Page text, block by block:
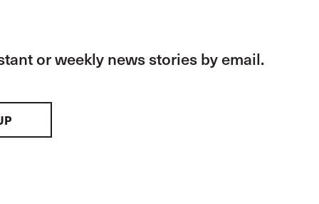
or weekly news stories by email.